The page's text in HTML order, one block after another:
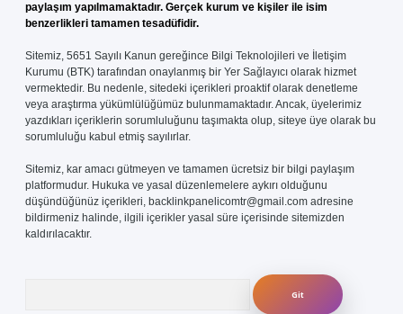
paylaşım yapılmamaktadır. Gerçek kurum ve kişiler ile isim
benzerlikleri tamamen tesadüfidir.
Sitemiz, 5651 Sayılı Kanun gereğince Bilgi Teknolojileri ve İletişim
Kurumu (BTK) tarafından onaylanmış bir Yer Sağlayıcı olarak hizmet
vermektedir. Bu nedenle, sitedeki içerikleri proaktif olarak denetleme
veya araştırma yükümlülüğümüz bulunmamaktadır. Ancak, üyelerimiz
yazdıkları içeriklerin sorumluluğunu taşımakta olup, siteye üye olarak bu
sorumluluğu kabul etmiş sayılırlar.
Sitemiz, kar amacı gütmeyen ve tamamen ücretsiz bir bilgi paylaşım
platformudur. Hukuka ve yasal düzenlemelere aykırı olduğunu
düşündüğünüz içerikleri, backlinkpanelicomtr@gmail.com adresine
bildirmeniz halinde, ilgili içerikler yasal süre içerisinde sitemizden
kaldırılacaktır.